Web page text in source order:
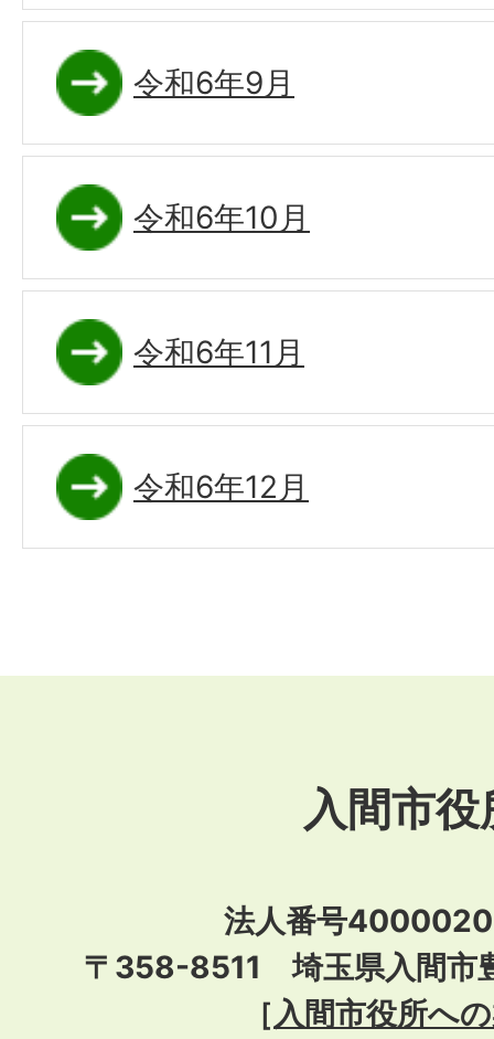
令和6年9月
令和6年10月
令和6年11月
令和6年12月
入間市役
法人番号
〒358-8511 埼玉県入間市
［ 入間市役所へ